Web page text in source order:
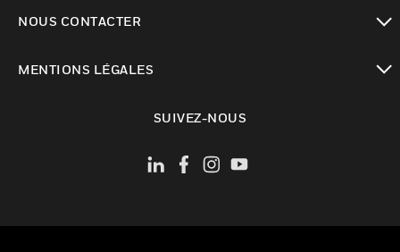
NOUS CONTACTER
MENTIONS LÉGALES
SUIVEZ-NOUS